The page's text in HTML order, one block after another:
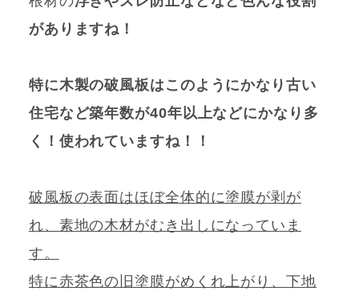
がありますね！
特に木製の破風板はこのようにかなり古い
住宅など築年数が40年以上などにかなり多
く！使われていますね！！
破風板の表面はほぼ全体的に塗膜が剥が
れ、素地の木材がむき出しになっていま
す。
特に赤茶色の旧塗膜がめくれ上がり、下地